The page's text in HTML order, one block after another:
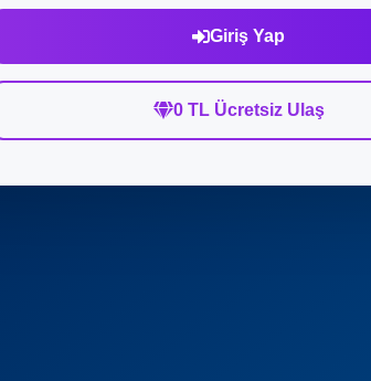
Giriş Yap
0 TL Ücretsiz Ulaş